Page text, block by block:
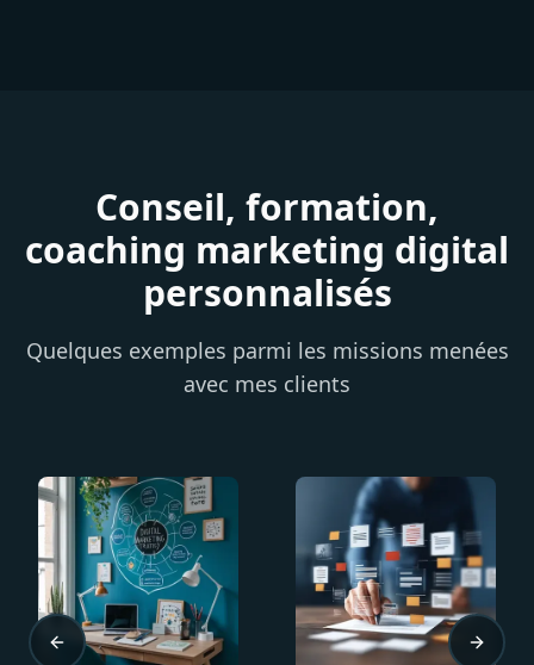
Conseil, formation,
coaching marketing digital
personnalisés
Quelques exemples parmi les missions menées
avec mes clients
Previous slide Next